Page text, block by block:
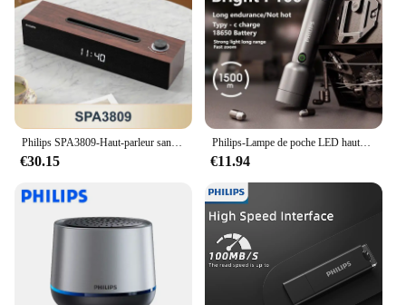
Philips SPA3809-Haut-parleur sans fil Bluetooth 5.3, petit haut-parleur de bureau portable, caisson de basses, bouton de contrôle, affichage de l'heure, audio
€30.15
Philips-Lampe de poche LED haute puissance SFL1236, lampe aste portable, 4 modes d'éclairage, lumières de camping en plein air
€11.94